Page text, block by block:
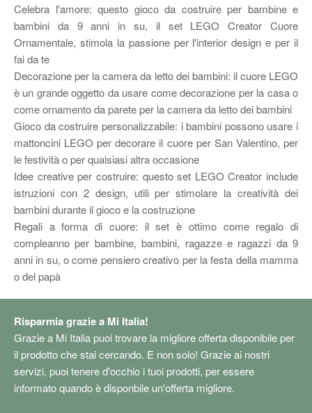
Celebra l'amore: questo gioco da costruire per bambine e
bambini da 9 anni in su, il set LEGO Creator Cuore
Ornamentale, stimola la passione per l'interior design e per il
fai da te
Decorazione per la camera da letto dei bambini: il cuore LEGO
è un grande oggetto da usare come decorazione per la casa o
come ornamento da parete per la camera da letto dei bambini
Gioco da costruire personalizzabile: i bambini possono usare i
mattoncini LEGO per decorare il cuore per San Valentino, per
le festività o per qualsiasi altra occasione
Idee creative per costruire: questo set LEGO Creator include
istruzioni con 2 design, utili per stimolare la creatività dei
bambini durante il gioco e la costruzione
Regali a forma di cuore: il set è ottimo come regalo di
compleanno per bambine, bambini, ragazze e ragazzi da 9
anni in su, o come pensiero creativo per la festa della mamma
o del papà
Risparmia grazie a Mi Italia!
Grazie a Mi Italia puoi trovare la migliore offerta disponibile per
il prodotto che stai cercando. E non solo! Grazie ai nostri
servizi, puoi tenere d'occhio i tuoi prodotti, per essere
informato quando è disponbile un'offerta migliore.